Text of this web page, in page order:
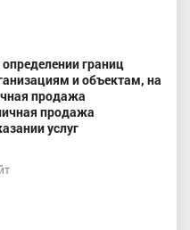
границ
и объектам, на
продажа
продажа
услуг